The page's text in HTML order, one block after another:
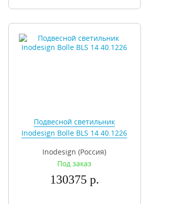
Подвесной светильник
Inodesign Bolle BLS 14 40.1226
Inodesign (Россия)
Под заказ
130375 р.